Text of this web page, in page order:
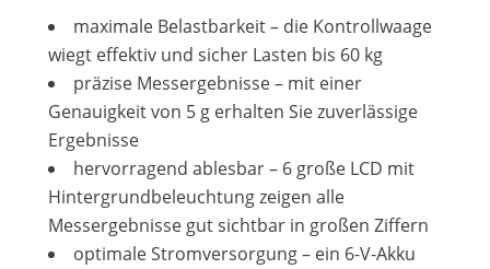
maximale Belastbarkeit – die Kontrollwaage
wiegt effektiv und sicher Lasten bis 60 kg
präzise Messergebnisse – mit einer
Genauigkeit von 5 g erhalten Sie zuverlässige
Ergebnisse
hervorragend ablesbar – 6 große LCD mit
Hintergrundbeleuchtung zeigen alle
Messergebnisse gut sichtbar in großen Ziffern
optimale Stromversorgung – ein 6-V-Akku